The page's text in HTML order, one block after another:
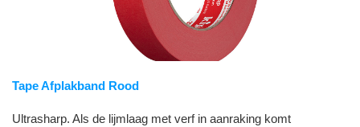
Tape Afplakband Rood
Ultrasharp. Als de lijmlaag met verf in aanraking komt